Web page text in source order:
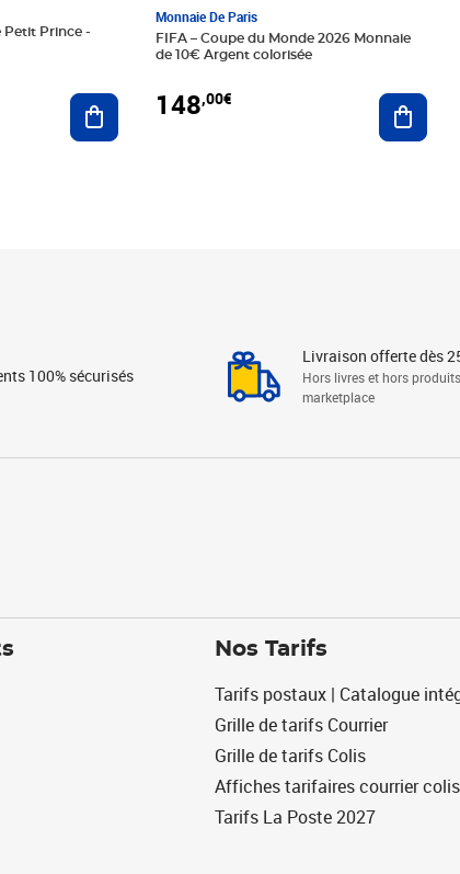
Petit Prince -
Ajouter au panier
Monnaie De Paris
FIFA – Coupe du Monde 2026 Monnaie
de 10€ Argent colorisée
148,00€
100% sécurisés
Livraison offerte dès
Hors livres et hors produits
marketplace
Nos Tarifs
Tarifs postaux | Catalogue
Grille de tarifs Courrier
Grille de tarifs Colis
Affiches tarifaires courrier colis
Tarifs La Poste 2027